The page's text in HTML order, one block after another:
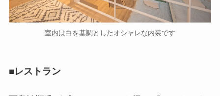
室内は白を基調としたオシャレな内装です
■レストラン